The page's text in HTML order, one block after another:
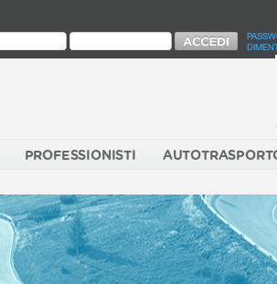
PROFESSIONISTI